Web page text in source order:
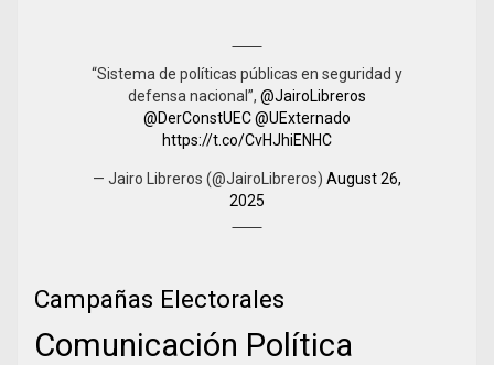
“Sistema de políticas públicas en seguridad y
defensa nacional”, @JairoLibreros
@DerConstUEC@UExternado
https://t.co/CvHJhiENHC
— Jairo Libreros (@JairoLibreros) August 26,
2025
Campañas Electorales
Comunicación Política